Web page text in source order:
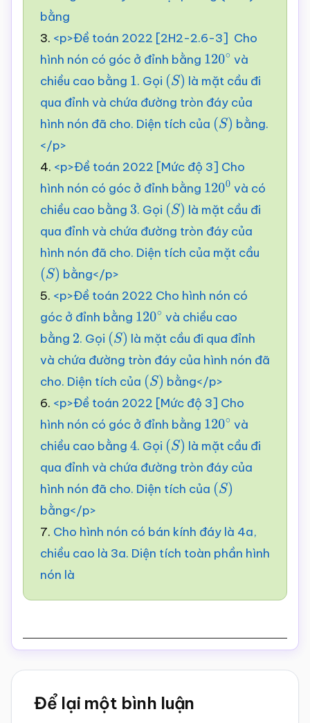
bằng
3. <p>Đề toán 2022 [2H2-2.6-3] Cho
hình nón có góc ở đỉnh bằng 120∘ và
chiều cao bằng 1. Gọi (S) là mặt cầu đi
qua đỉnh và chứa đường tròn đáy của
hình nón đã cho. Diện tích của (S) bằng.
</p>
4. <p>Đề toán 2022 [Mức độ 3] Cho
hình nón có góc ở đỉnh bằng 1200 và có
chiều cao bằng 3. Gọi (S) là mặt cầu đi
qua đỉnh và chứa đường tròn đáy của
hình nón đã cho. Diện tích của mặt cầu
(S) bằng</p>
5. <p>Đề toán 2022 Cho hình nón có
góc ở đỉnh bằng 120∘ và chiều cao
bằng 2. Gọi (S) là mặt cầu đi qua đỉnh
và chứa đường tròn đáy của hình nón đã
cho. Diện tích của (S) bằng</p>
6. <p>Đề toán 2022 [Mức độ 3] Cho
hình nón có góc ở đỉnh bằng 120∘ và
chiều cao bằng 4. Gọi (S) là mặt cầu đi
qua đỉnh và chứa đường tròn đáy của
hình nón đã cho. Diện tích của (S)
bằng</p>
7. Cho hình nón có bán kính đáy là 4a,
chiều cao là 3a. Diện tích toàn phần hình
nón là
Reader
Interactions
Để lại một bình luận